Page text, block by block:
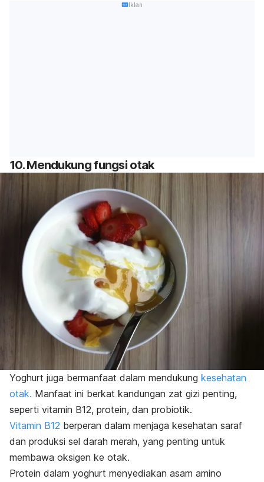
Iklan
10. Mendukung fungsi otak
Yoghurt juga bermanfaat dalam mendukung kesehatan
otak. Manfaat ini berkat kandungan zat gizi penting,
seperti vitamin B12, protein, dan probiotik.
Vitamin B12 berperan dalam menjaga kesehatan saraf
dan produksi sel darah merah, yang penting untuk
membawa oksigen ke otak.
Protein dalam yoghurt menyediakan asam amino